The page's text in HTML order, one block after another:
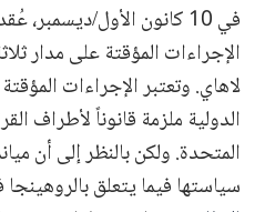
في 10 كانون الأول/
الإجراءات المؤقتة على مدار
لاهاي. وتعتبر الإجراءات
الدولية ملزمة قانوناً لأطراف
المتحدة. ولكن بالنظر إلى أن
سياستها فيما يتعلق